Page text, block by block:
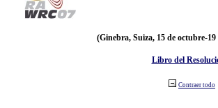
(Ginebra, Suiza, 15 de octubre-19
Libro del
Contraer todo